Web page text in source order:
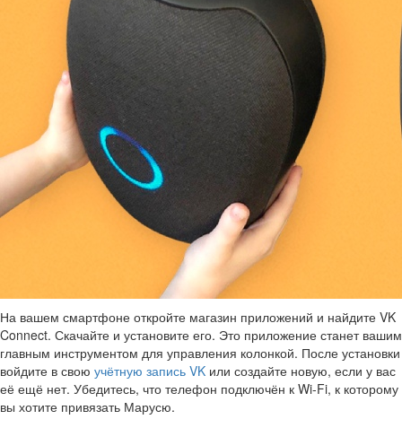
На вашем смартфоне откройте магазин приложений и найдите VK
Connect. Скачайте и установите его. Это приложение станет вашим
главным инструментом для управления колонкой. После установки
войдите в свою учётную запись VK или создайте новую, если у вас
её ещё нет. Убедитесь, что телефон подключён к Wi-Fi, к которому
вы хотите привязать Марусю.